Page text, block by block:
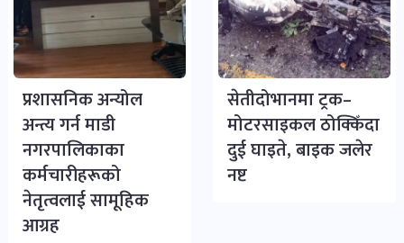
प्रशासनिक अन्योल
अन्त्य गर्न माडी
नगरपालिकाका
कर्मचारीहरूको
नेतृत्वलाई सामूहिक
आग्रह
सेतीदोभानमा ट्रक–
मोटरसाइकल ठोक्किँदा
दुई घाइते, बाइक जलेर
नष्ट